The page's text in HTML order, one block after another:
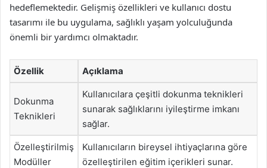
hedeflemektedir. Gelişmiş özellikleri ve kullanıcı dostu
tasarımı ile bu uygulama, sağlıklı yaşam yolculuğunda
önemli bir yardımcı olmaktadır.
Özellik Açıklama
Dokunma
Teknikleri
Kullanıcılara çeşitli dokunma teknikleri
sunarak sağlıklarını iyileştirme imkanı
sağlar.
Özelleştirilmiş
Modüller
Kullanıcıların bireysel ihtiyaçlarına göre
özelleştirilen eğitim içerikleri sunar.